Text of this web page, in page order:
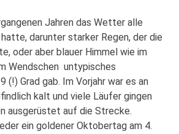
Jahren das Wetter alle
darunter starker Regen, der die
oder aber blauer Himmel wie im
Wendschen untypisches
Grad gab. Im Vorjahr war es an
kalt und viele Läufer gingen
ausgerüstet auf die Strecke.
ein goldener Oktobertag am 4.